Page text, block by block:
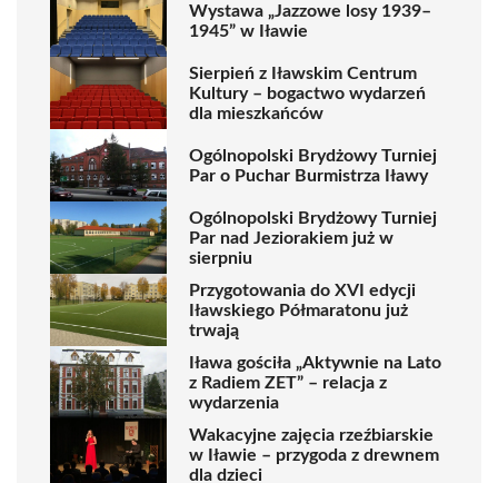
Wystawa „Jazzowe losy 1939–
1945” w Iławie
Sierpień z Iławskim Centrum
Kultury – bogactwo wydarzeń
dla mieszkańców
Ogólnopolski Brydżowy Turniej
Par o Puchar Burmistrza Iławy
Ogólnopolski Brydżowy Turniej
Par nad Jeziorakiem już w
sierpniu
Przygotowania do XVI edycji
Iławskiego Półmaratonu już
trwają
Iława gościła „Aktywnie na Lato
z Radiem ZET” – relacja z
wydarzenia
Wakacyjne zajęcia rzeźbiarskie
w Iławie – przygoda z drewnem
dla dzieci